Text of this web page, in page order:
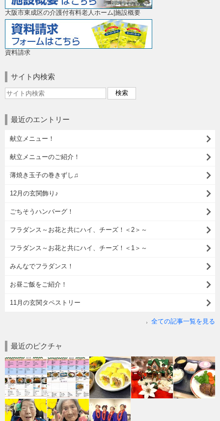
大阪市東成区の介護付有料老人ホーム|施設概要
資料請求
サイト内検索
最近のエントリー
献立メニュー！
献立メニューのご紹介！
薄焼き玉子の巻きずし♫
12月の玄関飾り♪
ごちそうハンバーグ！
フラダンス～お花と共にハイ、チーズ！＜2＞～
フラダンス～お花と共にハイ、チーズ！＜1＞～
みんなでフラダンス！
お昼ご飯をご紹介！
11月の玄関タペストリー
全ての記事一覧を見る
最近のピクチャ